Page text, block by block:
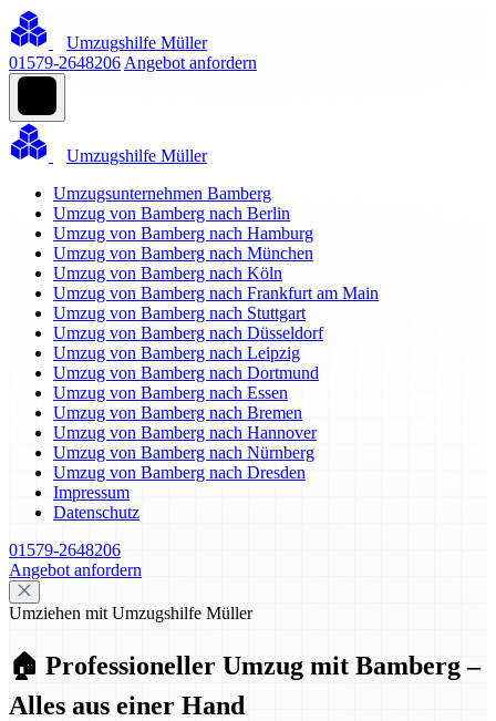
Umzugshilfe Müller
01579-2648206 Angebot anfordern
Umzugshilfe Müller
Umzugsunternehmen Bamberg
Umzug von Bamberg nach Berlin
Umzug von Bamberg nach Hamburg
Umzug von Bamberg nach München
Umzug von Bamberg nach Köln
Umzug von Bamberg nach Frankfurt am Main
Umzug von Bamberg nach Stuttgart
Umzug von Bamberg nach Düsseldorf
Umzug von Bamberg nach Leipzig
Umzug von Bamberg nach Dortmund
Umzug von Bamberg nach Essen
Umzug von Bamberg nach Bremen
Umzug von Bamberg nach Hannover
Umzug von Bamberg nach Nürnberg
Umzug von Bamberg nach Dresden
Impressum
Datenschutz
01579-2648206
Angebot anfordern
Umziehen mit Umzugshilfe Müller
🏠 Professioneller Umzug mit Bamberg –
Alles aus einer Hand